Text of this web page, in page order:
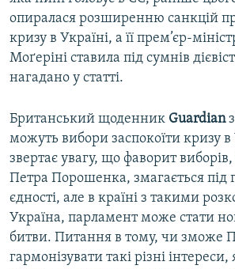
опиралася розширенню санкцій
кризу в Україні, а її прем’єр-
Моґеріні ставила під сумнів
нагадано у статті.
Британський щоденник Guardian
можуть вибори заспокоїти кризу в
звертає увагу, що фаворит
Петра Порошенка, змагається під
єдності, але в країні з такими
Україна, парламент може стати
битви. Питання в тому, чи зможе
гармонізувати такі різні